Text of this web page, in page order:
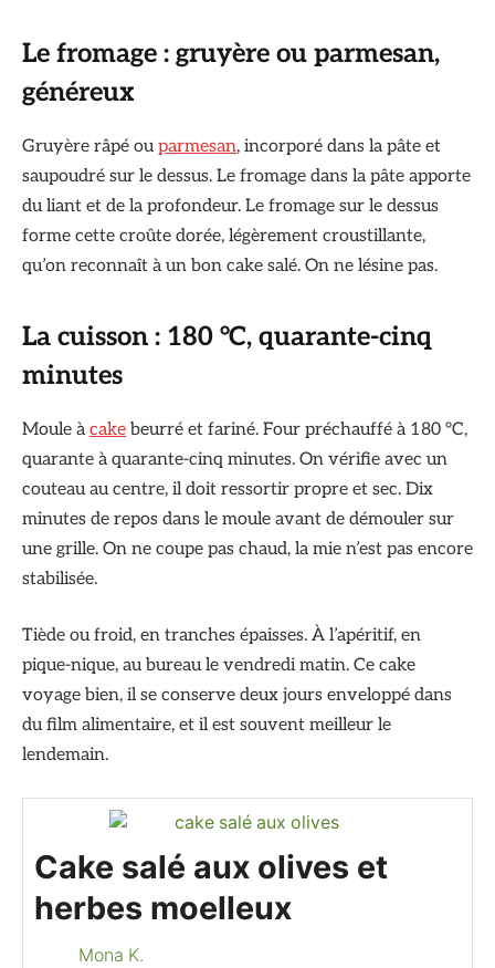
Le fromage : gruyère ou parmesan,
généreux
Gruyère râpé ou parmesan, incorporé dans la pâte et
saupoudré sur le dessus. Le fromage dans la pâte apporte
du liant et de la profondeur. Le fromage sur le dessus
forme cette croûte dorée, légèrement croustillante,
qu’on reconnaît à un bon cake salé. On ne lésine pas.
La cuisson : 180 °C, quarante-cinq
minutes
Moule à cake beurré et fariné. Four préchauffé à 180 °C,
quarante à quarante-cinq minutes. On vérifie avec un
couteau au centre, il doit ressortir propre et sec. Dix
minutes de repos dans le moule avant de démouler sur
une grille. On ne coupe pas chaud, la mie n’est pas encore
stabilisée.
Tiède ou froid, en tranches épaisses. À l’apéritif, en
pique-nique, au bureau le vendredi matin. Ce cake
voyage bien, il se conserve deux jours enveloppé dans
du film alimentaire, et il est souvent meilleur le
lendemain.
Cake salé aux olives et
herbes moelleux
Mona K.